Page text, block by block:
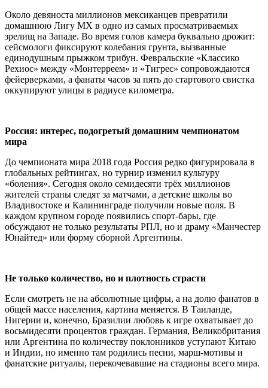
Около девяноста миллионов мексиканцев превратили
домашнюю Лигу MX в одно из самых просматриваемых
зрелищ на Западе. Во время голов камера буквально дрожит:
сейсмологи фиксируют колебания грунта, вызванные
единодушным прыжком трибун. Февральские «Классико
Рехиос» между «Монтерреем» и «Тигрес» сопровождаются
фейерверками, а фанаты часов за пять до стартового свистка
оккупируют улицы в радиусе километра.
Россия: интерес, подогретый домашним чемпионатом
мира
До чемпионата мира 2018 года Россия редко фигурировала в
глобальных рейтингах, но турнир изменил культуру
«боления». Сегодня около семидесяти трёх миллионов
жителей страны следят за матчами, а детские школы во
Владивостоке и Калининграде получили новые поля. В
каждом крупном городе появились спорт-бары, где
обсуждают не только результаты РПЛ, но и драму «Манчестер
Юнайтед» или форму сборной Аргентины.
Не только количество, но и плотность страсти
Если смотреть не на абсолютные цифры, а на долю фанатов в
общей массе населения, картина меняется. В Таиланде,
Нигерии и, конечно, Бразилии любовь к игре охватывает до
восьмидесяти процентов граждан. Германия, Великобритания
или Аргентина по количеству поклонников уступают Китаю
и Индии, но именно там родились песни, марш-мотивы и
фанатские ритуалы, перекочевавшие на стадионы всего мира.